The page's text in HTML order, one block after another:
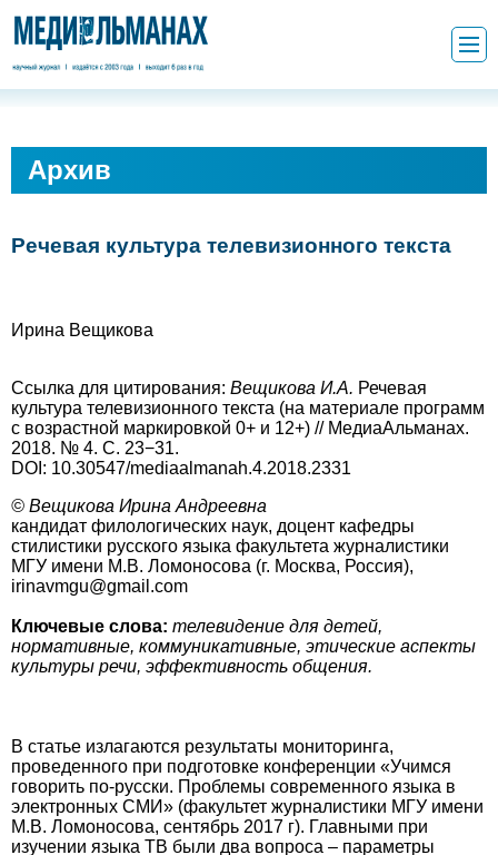
Архив
Речевая культура телевизионного текста
Ирина Вещикова
Ссылка для цитирования: Вещикова И.А. Речевая
культура телевизионного текста (на материале программ
с возрастной маркировкой 0+ и 12+) // МедиаАльманах.
2018. № 4. С. 23−31.
DOI: 10.30547/mediaalmanah.4.2018.2331
© Вещикова Ирина Андреевна
кандидат филологических наук, доцент кафедры
стилистики русского языка факультета журналистики
МГУ имени М.В. Ломоносова (г. Москва, Россия),
irinavmgu@gmail.com
Ключевые слова: телевидение для детей,
нормативные, коммуникативные, этические аспекты
культуры речи, эффективность общения.
В статье излагаются результаты мониторинга,
проведенного при подготовке конференции «Учимся
говорить по-русски. Проблемы современного языка в
электронных СМИ» (факультет журналистики МГУ имени
М.В. Ломоносова, сентябрь 2017 г). Главными при
изучении языка ТВ были два вопроса – параметры